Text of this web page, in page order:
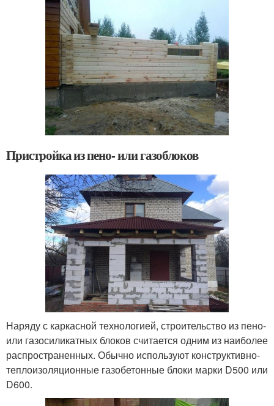
Пристройка из пено- или газоблоков
Наряду с каркасной технологией, строительство из пено-
или газосиликатных блоков считается одним из наиболее
распространенных. Обычно используют конструктивно-
теплоизоляционные газобетонные блоки марки D500 или
D600.